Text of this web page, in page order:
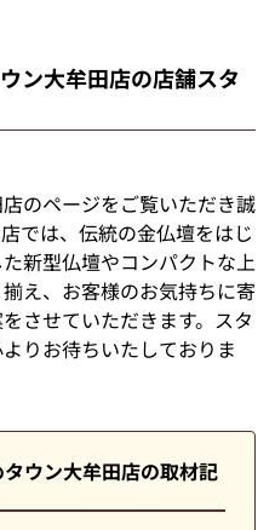
ン大牟田店の店舗スタ
のページをご覧いただき誠
では、伝統の金仏壇をはじ
新型仏壇やコンパクトな上
え、お客様のお気持ちに寄
させていただきます。スタ
りお待ちいたしておりま
ウン大牟田店の取材記